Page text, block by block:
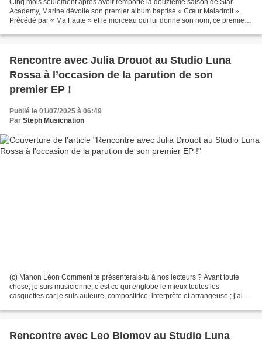
Cinq mois seulement après avoir remporté la douzième saison de Star
Academy, Marine dévoile son premier album baptisé « Cœur Maladroit ».
Précédé par « Ma Faute » et le morceau qui lui donne son nom, ce premier
Rencontre avec Julia Drouot au Studio Luna
Rossa à l’occasion de la parution de son
premier EP !
Publié le 01/07/2025 à 06:49
Par Steph Musicnation
(c) Manon Léon Comment te présenterais-tu à nos lecteurs ? Avant toute
chose, je suis musicienne, c’est ce qui englobe le mieux toutes les
casquettes car je suis auteure, compositrice, interprète et arrangeuse ; j’aime
Rencontre avec Leo Blomov au Studio Luna